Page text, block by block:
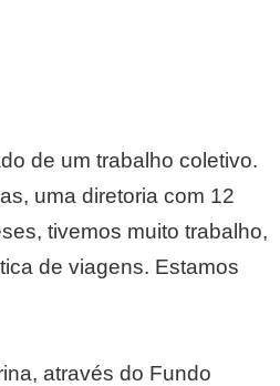
de um trabalho coletivo.
uma diretoria com 12
tivemos muito trabalho,
de viagens. Estamos
através do Fundo